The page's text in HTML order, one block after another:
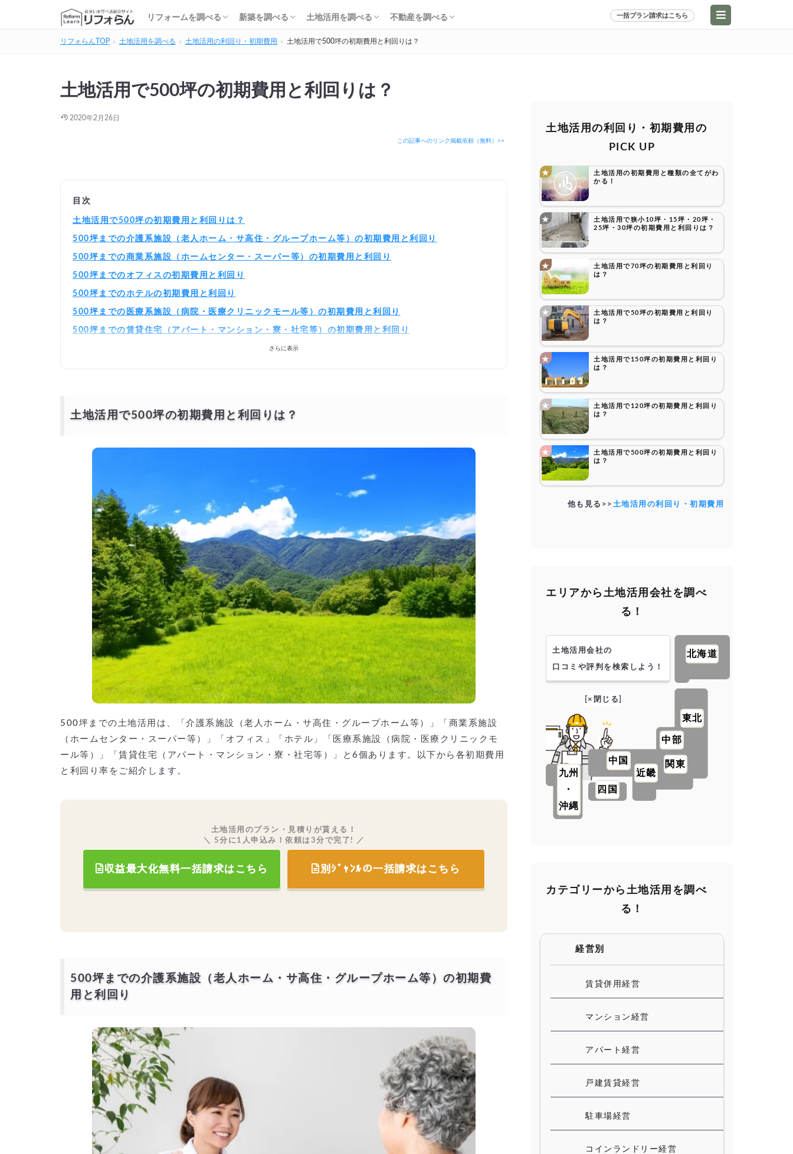
リフォームを調べる
基礎知識・費用を調べる
リフォーム会社を調べる
リフォームローンを調べる
保険・補助金を調べる
新築を調べる
基礎知識・費用を調べる
建築会社・工務店を調べる
家の解体を調べる
土地購入を調べる
住宅ローンを調べる
土地活用を調べる
基礎知識を調べる
土地活用会社を調べる
利回り・初期費用を調べる
不動産を調べる
不動産売却を調べる
不動産購入を調べる
不動産投資を調べる
一括プラン請求はこちら
リフォらんTOP 土地活用を調べる 土地活用の利回り・初期費用 土地活用で500坪の初期費用と利回りは？
土地活用で500坪の初期費用と利回りは？
2020年2月26日
この記事へのリンク掲載依頼（無料）>>
目次
土地活用で500坪の初期費用と利回りは？
500坪までの介護系施設（老人ホーム・サ高住・グループホーム等）の初期費用と利回り
500坪までの商業系施設（ホームセンター・スーパー等）の初期費用と利回り
500坪までのオフィスの初期費用と利回り
500坪までのホテルの初期費用と利回り
500坪までの医療系施設（病院・医療クリニックモール等）の初期費用と利回り
500坪までの賃貸住宅（アパート・マンション・寮・社宅等）の初期費用と利回り
さらに表示
土地活用で500坪の初期費用と利回りは？
500坪までの土地活用は、「介護系施設（老人ホーム・サ高住・グループホーム等）」「商業系施設
（ホームセンター・スーパー等）」「オフィス」「ホテル」「医療系施設（病院・医療クリニックモ
ール等）」「賃貸住宅（アパート・マンション・寮・社宅等）」と6個あります。以下から各初期費用
と利回り率をご紹介します。
土地活用のプラン・見積りが貰える！
＼ 5分に1人申込み！依頼は3分で完了! ／
収益最大化無料一括請求はこちら 別ｼﾞｬﾝﾙの一括請求はこちら
500坪までの介護系施設（老人ホーム・サ高住・グループホーム等）の初期費
用と利回り
土地活用の利回り・初期費用の
PICK UP
土地活用の初期費用と種類の全てがわ
かる！
土地活用で狭小10坪・15坪・20坪・
25坪・30坪の初期費用と利回りは？
土地活用で70坪の初期費用と利回り
は？
土地活用で50坪の初期費用と利回り
は？
土地活用で150坪の初期費用と利回り
は？
土地活用で120坪の初期費用と利回り
は？
土地活用で500坪の初期費用と利回り
は？
他も見る>> 土地活用の利回り・初期費用
エリアから土地活用会社を調べ
る！
北海道
東北
関東
中部
近畿
中国
四国
九州
・
沖縄
土地活用会社の
口コミや評判を検索しよう！
[×閉じる]
カテゴリーから土地活用を調べ
る！
経営別
賃貸併用経営
マンション経営
アパート経営
戸建賃貸経営
駐車場経営
コインランドリー経営
基礎知識・費用を調べる
リフォーム会社を調べる
リフォームローンを調べる
保険・補助金を調べる 基礎知識・費用を調べる
建築会社・工務店を調べる
家の解体を調べる
土地購入を調べる
住宅ローンを調べる基礎知識を調べる
土地活用会社を調べる
利回り・初期費用を調べる不動産売却を調べる
不動産購入を調べる
不動産投資を調べる